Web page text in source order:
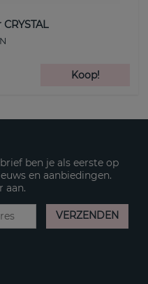
Koop!
ben je als eerste op
en aanbiedingen.
aan.
VERZENDEN